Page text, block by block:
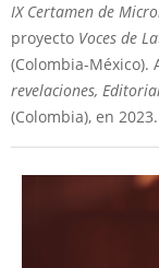
IX Certamen de
proyecto Voces de
(Colombia-
revelaciones,
(Colombia), en 2023.